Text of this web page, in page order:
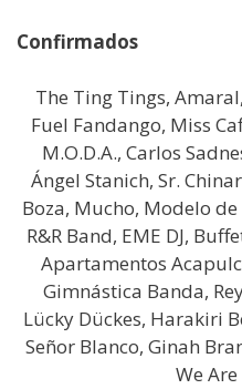
Confirmados
The Ting Tings,
Fuel Fandango, Miss
M.O.D.A., Carlos
Ángel Stanich, Sr.
Boza, Mucho, Modelo
R&R Band, EME DJ,
Apartamentos
Gimnástica Banda,
Lücky Dückes, Harakiri
Señor Blanco, Ginah
We